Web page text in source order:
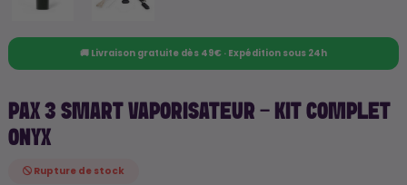
🚚 Livraison gratuite dès 49€ · Expédition sous 24h
PAX 3 SMART VAPORISATEUR - KIT COMPLET
ONYX
Rupture de stock